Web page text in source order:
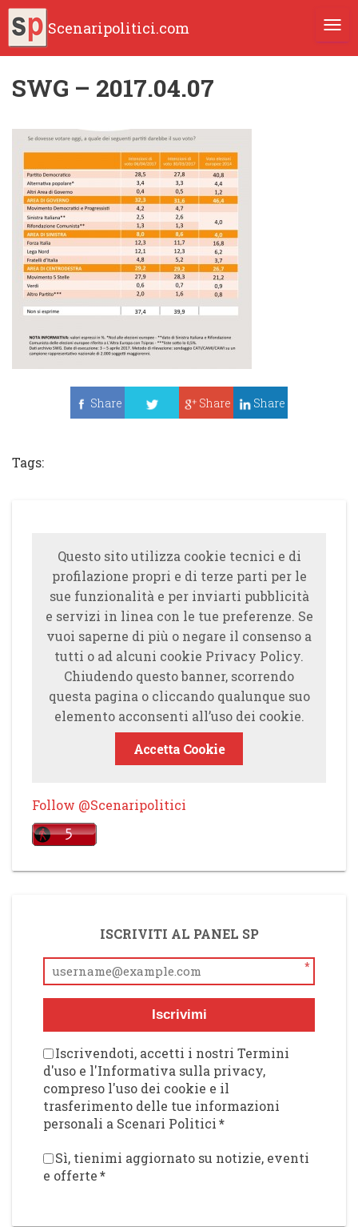
Scenaripolitici.com
SWG – 2017.04.07
Share
Share Share
Tags:
Questo sito utilizza cookie tecnici e di
profilazione propri e di terze parti per le
sue funzionalità e per inviarti pubblicità
e servizi in linea con le tue preferenze. Se
vuoi saperne di più o negare il consenso a
tutti o ad alcuni cookie Privacy Policy.
Chiudendo questo banner, scorrendo
questa pagina o cliccando qualunque suo
elemento acconsenti all’uso dei cookie.
Accetta Cookie
Follow @Scenaripolitici
ISCRIVITI AL PANEL SP
*
Iscrivimi
Iscrivendoti, accetti i nostri Termini
d'uso e l'Informativa sulla privacy,
compreso l'uso dei cookie e il
trasferimento delle tue informazioni
personali a Scenari Politici*
Sì, tienimi aggiornato su notizie, eventi
e offerte*